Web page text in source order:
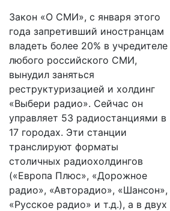
Закон «О СМИ», с января этого
года запретивший иностранцам
владеть более 20% в учредителе
любого российского СМИ,
вынудил заняться
реструктуризацией и холдинг
«Выбери радио». Сейчас он
управляет 53 радиостанциями в
17 городах. Эти станции
транслируют форматы
столичных радиохолдингов
(«Европа Плюс», «Дорожное
радио», «Авторадио», «Шансон»,
«Русское радио» и т.д.), а в двух